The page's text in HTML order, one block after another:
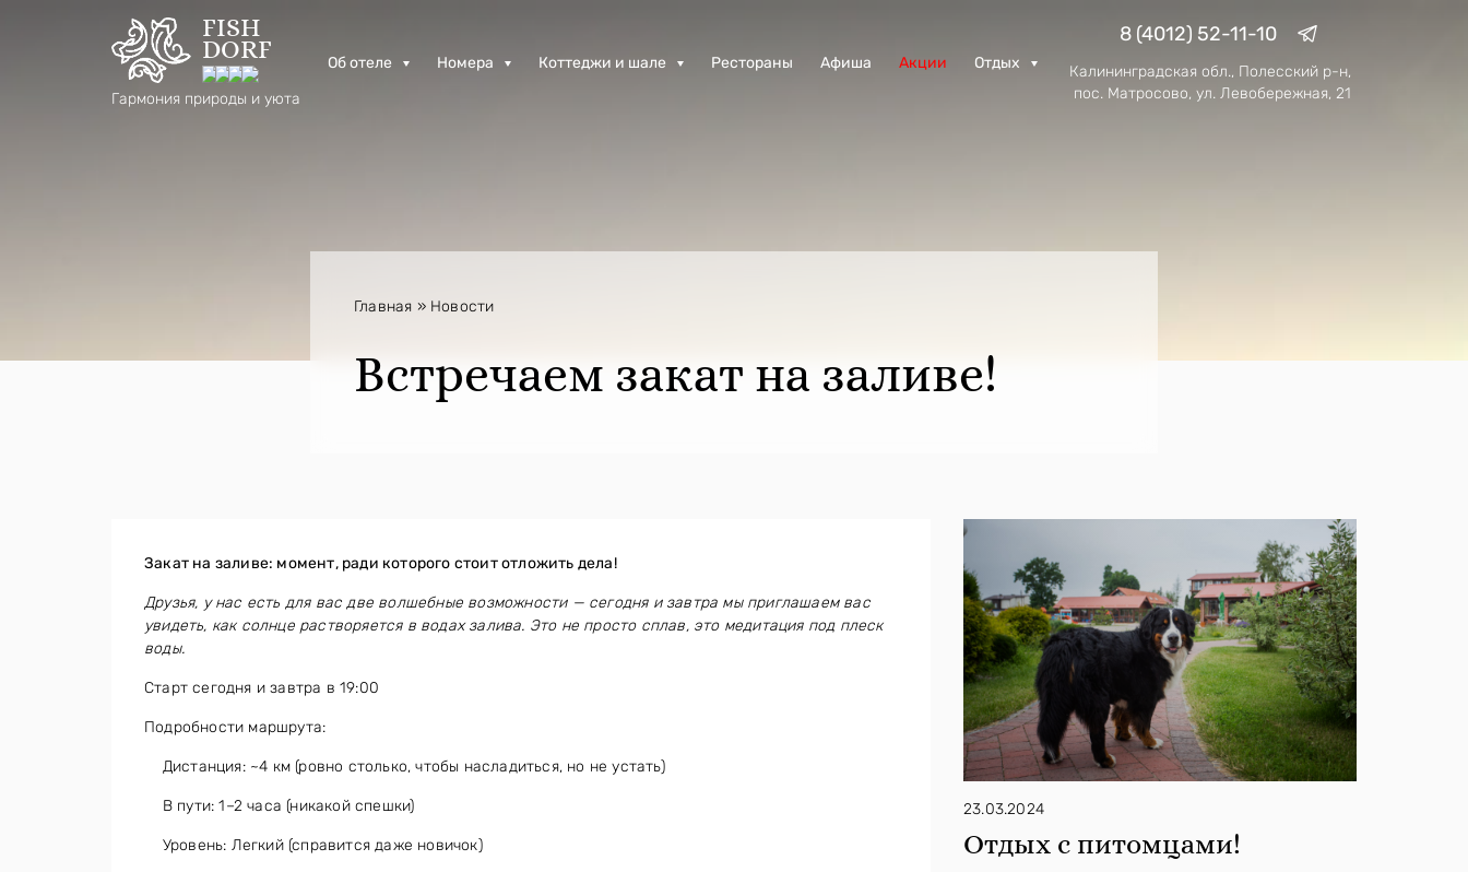
FISH
DORF
Гармония природы и уюта
8 (4012) 52-11-10
Калининградская обл., Полесский р-н,
пос. Матросово, ул. Левобережная, 21
Об отеле Номера Коттеджи и шале Рестораны Афиша Акции Отдых
Главная » Новости
Встречаем закат на заливе!
Закат на заливе: момент, ради которого стоит отложить дела!
Друзья, у нас есть для вас две волшебные возможности — сегодня и завтра мы приглашаем вас
увидеть, как солнце растворяется в водах залива. Это не просто сплав, это медитация под плеск
воды.
Старт сегодня и завтра в 19:00
Подробности маршрута:
Дистанция: ~4 км (ровно столько, чтобы насладиться, но не устать)
В пути: 1–2 часа (никакой спешки)
Уровень: Легкий (справится даже новичок)
23.03.2024
Отдых с питомцами!